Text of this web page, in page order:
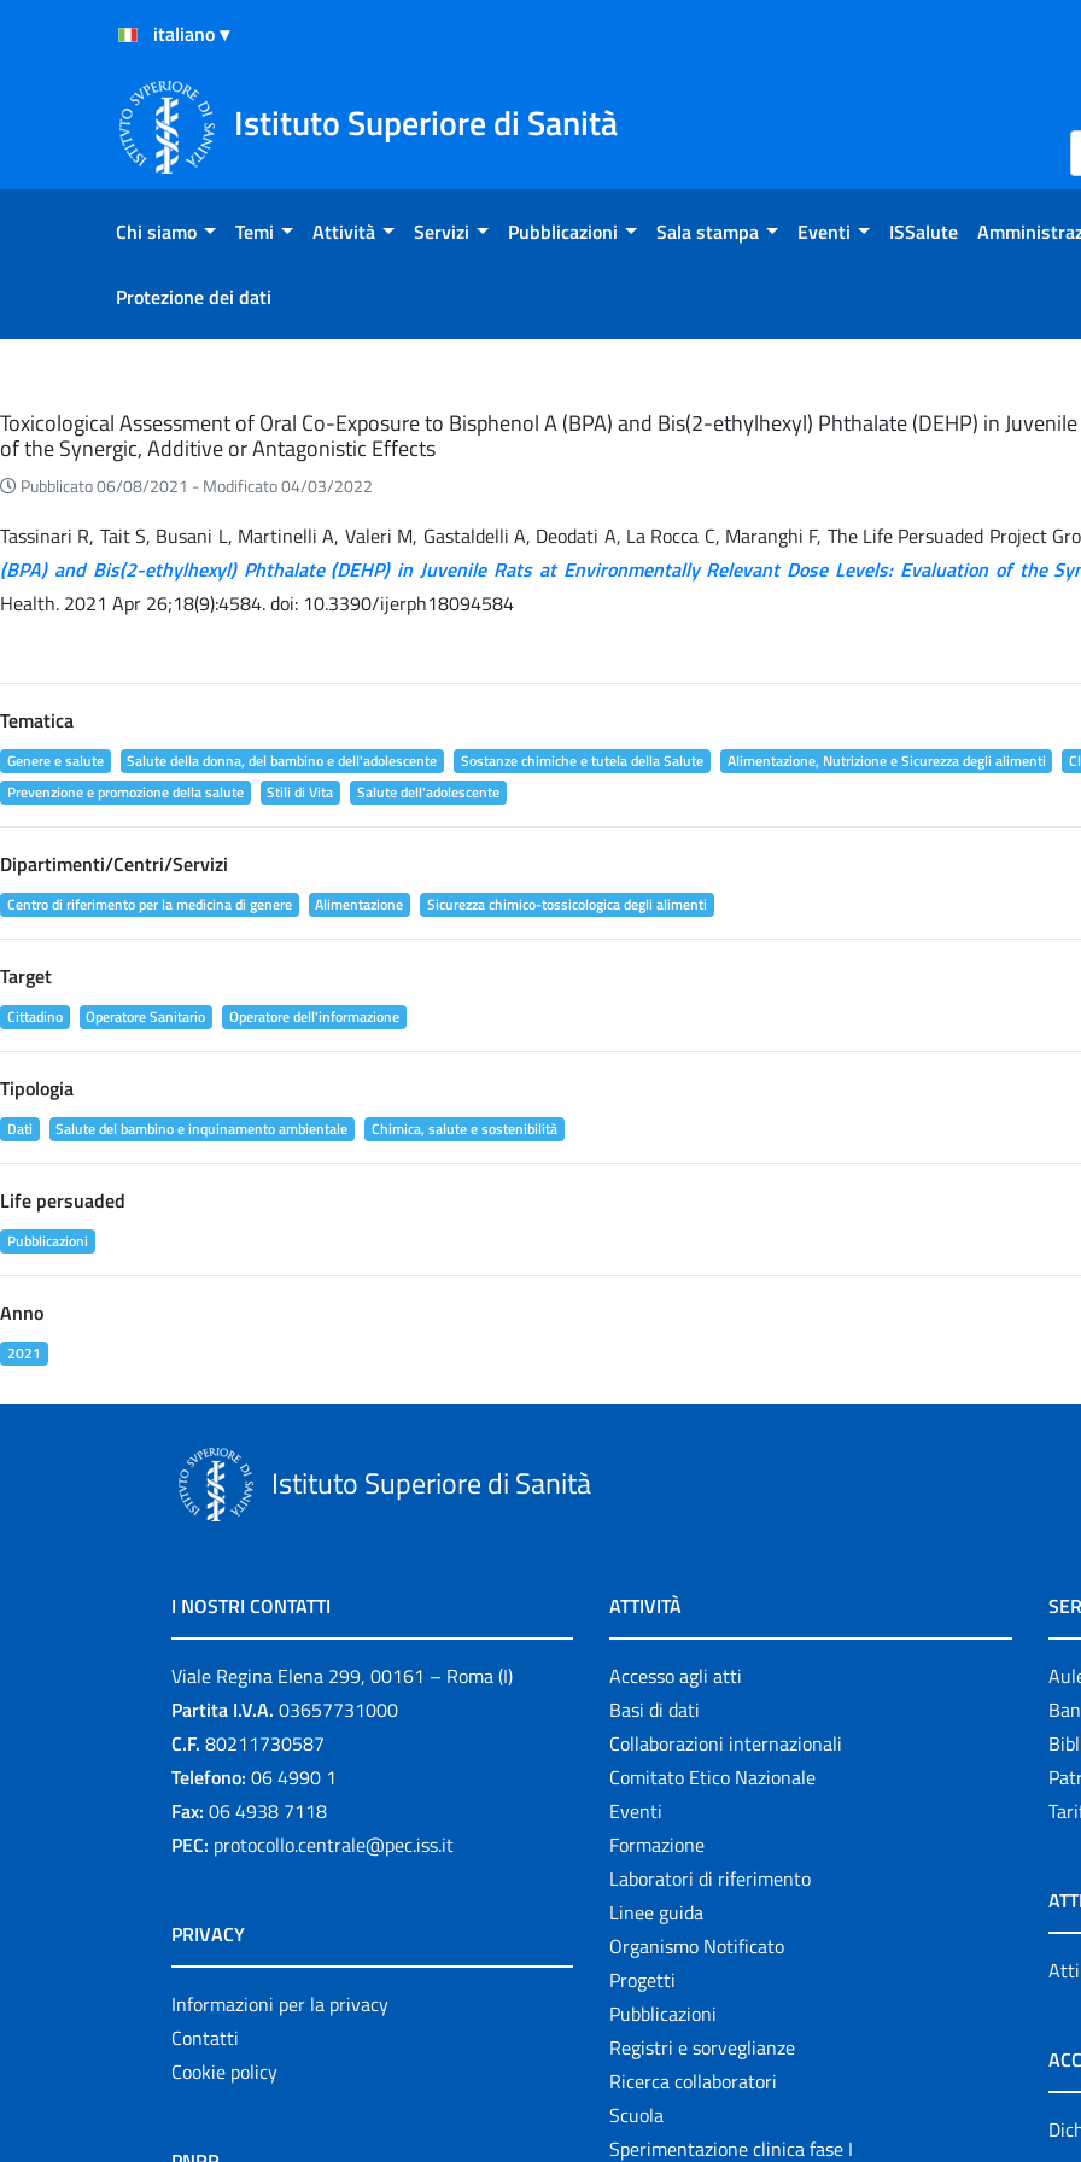
Salta al Contenuto
Salta al Footer
Istituto Superiore di Sanità
Chi siamo Temi Attività Servizi Pubblicazioni Sala stampa Eventi ISSalute
Protezione dei dati
Eventi
Toxicological Assessment of Oral Co-Exposure to Bisphenol A (BPA) and Bis(2-ethylhexyl) Phthalate (DEHP) in
of the Synergic, Additive or Antagonistic Effects
Pubblicato 06/08/2021 - Modificato 04/03/2022
Tassinari R, Tait S, Busani L, Martinelli A, Valeri M, Gastaldelli A, Deodati A, La Rocca C, Maranghi F, The Life Persuaded Project
(BPA) and Bis(2-ethylhexyl) Phthalate (DEHP) in Juvenile Rats at Environmentally Relevant Dose Levels: Evaluation of the
Health. 2021 Apr 26;18(9):4584. doi: 10.3390/ijerph18094584
Tematica
Genere e salute Salute della donna, del bambino e dell'adolescente Sostanze chimiche e tutela della Salute Alimentazione, Nutrizione e Sicurezza degli alimenti
Prevenzione e promozione della salute
Stili di Vita Salute dell'adolescente
Dipartimenti/Centri/Servizi
Centro di riferimento per la medicina di genere Alimentazione Sicurezza chimico-tossicologica degli alimenti
Target
Cittadino Operatore Sanitario Operatore dell'informazione
Tipologia
Dati Salute del bambino e inquinamento ambientale Chimica, salute e sostenibilità
Life persuaded
Pubblicazioni
Anno
2021
Istituto Superiore di Sanità
I NOSTRI CONTATTI
Viale Regina Elena 299, 00161 – Roma (I)
Partita I.V.A. 03657731000
C.F. 80211730587
Telefono: 06 4990 1
Fax: 06 4938 7118
PEC: protocollo.centrale@pec.iss.it
PRIVACY
Informazioni per la privacy
Contatti
Cookie policy
ATTIVITÀ
Accesso agli atti
Basi di dati
Collaborazioni internazionali
Comitato Etico Nazionale
Eventi
Formazione
Laboratori di riferimento
Linee guida
Organismo Notificato
Progetti
Pubblicazioni
Registri e sorveglianze
Ricerca collaboratori
Scuola
Sperimentazione clinica fase I
Atti